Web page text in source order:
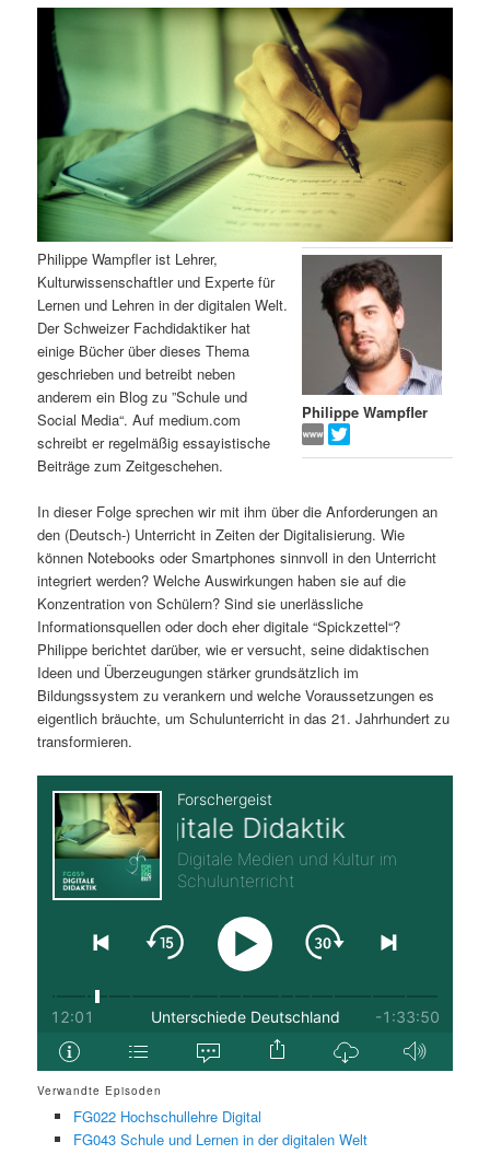
ä
e
n
n
h
a
l
t
s
p
r
i
n
g
e
n
n
ä
r
n
I
n
h
a
l
t
s
p
r
i
n
g
e
n
t
i
o
Philippe Wampfler
Philippe Wampfler ist Lehrer,
Kulturwissenschaftler und Experte für
Lernen und Lehren in der digitalen Welt.
Der Schweizer Fachdidaktiker hat
einige Bücher über dieses Thema
geschrieben und betreibt neben
anderem ein Blog zu ”Schule und
Social Media“. Auf medium.com
schreibt er regelmäßig essayistische
Beiträge zum Zeitgeschehen.
In dieser Folge sprechen wir mit ihm über die Anforderungen an
den (Deutsch-) Unterricht in Zeiten der Digitalisierung. Wie
können Notebooks oder Smartphones sinnvoll in den Unterricht
integriert werden? Welche Auswirkungen haben sie auf die
Konzentration von Schülern? Sind sie unerlässliche
Informationsquellen oder doch eher digitale “Spickzettel“?
Philippe berichtet darüber, wie er versucht, seine didaktischen
Ideen und Überzeugungen stärker grundsätzlich im
Bildungssystem zu verankern und welche Voraussetzungen es
eigentlich bräuchte, um Schulunterricht in das 21. Jahrhundert zu
transformieren.
Verwandte Episoden
FG022 Hochschullehre Digital
FG043 Schule und Lernen in der digitalen Welt